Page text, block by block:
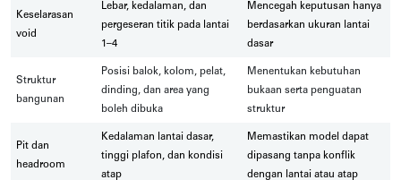
Keselarasan
void
Lebar, kedalaman, dan
pergeseran titik pada lantai
1–4
Mencegah keputusan hanya
berdasarkan ukuran lantai
dasar
Struktur
bangunan
Posisi balok, kolom, pelat,
dinding, dan area yang
boleh dibuka
Menentukan kebutuhan
bukaan serta penguatan
struktur
Pit dan
headroom
Kedalaman lantai dasar,
tinggi plafon, dan kondisi
atap
Memastikan model dapat
dipasang tanpa konflik
dengan lantai atau atap